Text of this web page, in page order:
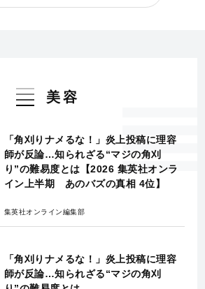
美容
「角刈りナメるな！」炎上投稿に理容
師が反論…知られざる“マジの角刈
り”の難易度とは【2026 集英社オンラ
イン上半期 あのバズの真相 4位】
集英社オンライン編集部
「角刈りナメるな！」炎上投稿に理容
師が反論…知られざる“マジの角刈